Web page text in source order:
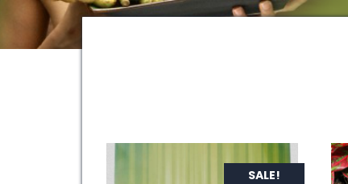
SALE!